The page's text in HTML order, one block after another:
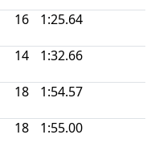
16 1:25.64
14 1:32.66
18 1:54.57
18 1:55.00